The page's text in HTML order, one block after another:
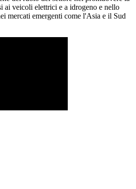
ai veicoli elettrici e a idrogeno e nello
mercati emergenti come l'Asia e il Sud